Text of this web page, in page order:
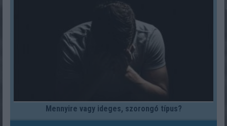
Mennyire vagy ideges, szorongó típus?